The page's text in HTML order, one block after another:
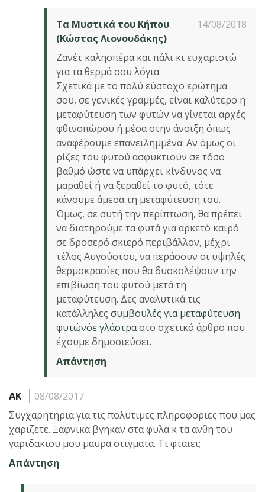
Τα Μυστικά του Κήπου
(Κώστας Λιονουδάκης)
14/08/2018
Ζανέτ καλησπέρα και πάλι κι ευχαριστώ
για τα θερμά σου λόγια.
Σχετικά με το πολύ εύστοχο ερώτημα
σου, σε γενικές γραμμές, είναι καλύτερο η
μεταφύτευση των φυτών να γίνεται αρχές
φθινοπώρου ή μέσα στην άνοιξη όπως
αναφέρουμε επανειλημμένα. Αν όμως οι
ρίζες του φυτού ασφυκτιούν σε τόσο
βαθμό ώστε να υπάρχει κίνδυνος να
μαραθεί ή να ξεραθεί το φυτό, τότε
κάνουμε άμεσα τη μεταφύτευση του.
Όμως, σε συτή την περίπτωση, θα πρέπει
να διατηρούμε τα φυτά για αρκετό καιρό
σε δροσερό σκιερό περιβάλλον, μέχρι
τέλος Αυγούστου, να περάσουν οι υψηλές
θερμοκρασίες που θα δυσκολέψουν την
επιβίωση του φυτού μετά τη
μεταφύτευση. Δες αναλυτικά τις
κατάλληλες συμβουλές για μεταφύτευση
φυτών΄σε γλάστραστο σχετικό άρθρο που
έχουμε δημοσιεύσει.
Απάντηση
ΑΚ
08/08/2017
Συγχαρητηρια για τις πολυτιμες πληροφοριες που μας
χαριζετε. Ξαφνικα βγηκαν στα φυλα κ τα ανθη του
γαριδακιου μου μαυρα στιγματα. Τι φταιει;
Απάντηση